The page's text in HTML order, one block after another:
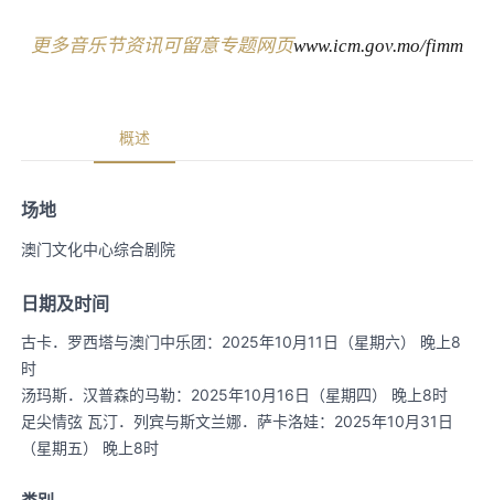
更多音乐节资讯可留意专题网页www.icm.gov.mo/fimm
概述
场地
澳门文化中心综合剧院
日期及时间
古卡．罗西塔与澳门中乐团：2025年10月11日（星期六） 晚上8
时
汤玛斯．汉普森的马勒：2025年10月16日（星期四） 晚上8时
足尖情弦 瓦汀．列宾与斯文兰娜．萨卡洛娃：2025年10月31日
（星期五） 晚上8时